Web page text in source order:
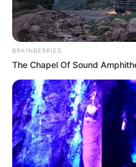
Katak yang Bikin
Gemes
BRAINBERRIES
The Chapel Of Sound